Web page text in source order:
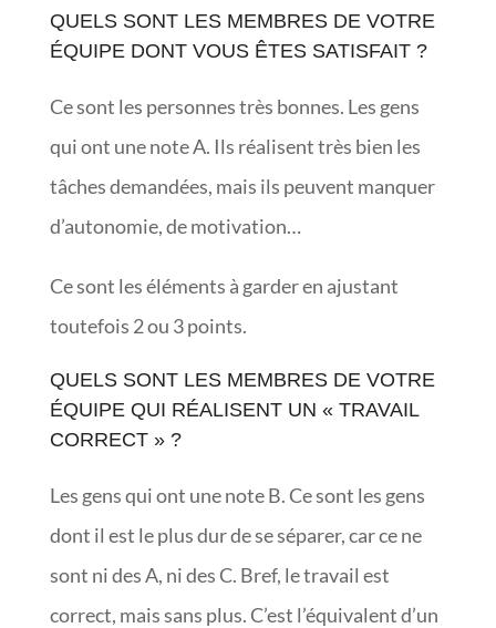
QUELS SONT LES MEMBRES DE VOTRE
ÉQUIPE DONT VOUS ÊTES SATISFAIT ?
Ce sont les personnes très bonnes. Les gens
qui ont une note A. Ils réalisent très bien les
tâches demandées, mais ils peuvent manquer
d’autonomie, de motivation…
Ce sont les éléments à garder en ajustant
toutefois 2 ou 3 points.
QUELS SONT LES MEMBRES DE VOTRE
ÉQUIPE QUI RÉALISENT UN « TRAVAIL
CORRECT » ?
Les gens qui ont une note B. Ce sont les gens
dont il est le plus dur de se séparer, car ce ne
sont ni des A, ni des C. Bref, le travail est
correct, mais sans plus. C’est l’équivalent d’un